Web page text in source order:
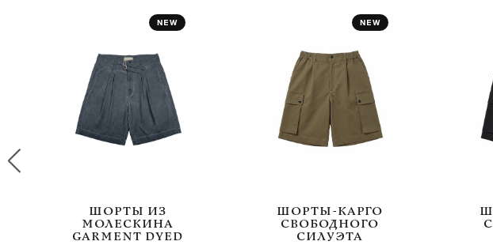
ШОРТЫ ИЗ
МОЛЕСКИНА
GARMENT DYED
ШОРТЫ-КАРГО
СВОБОДНОГО
СИЛУЭТА